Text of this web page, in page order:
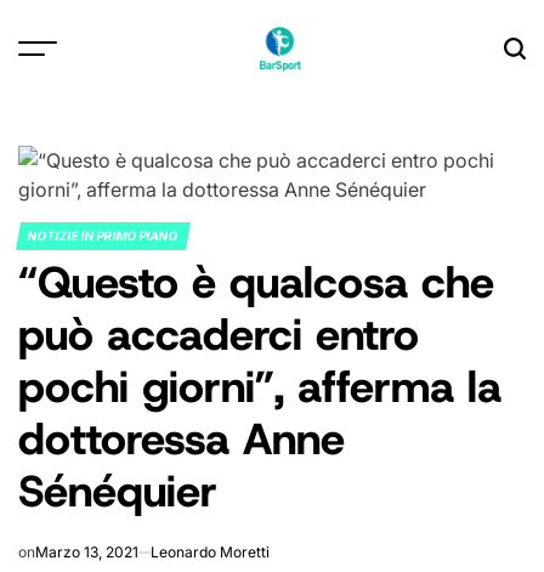
POSTED
IN
NOTIZIE IN PRIMO PIANO
“Questo è qualcosa che
può accaderci entro
pochi giorni”, afferma la
dottoressa Anne
Sénéquier
onMarzo 13, 2021 Leonardo Moretti